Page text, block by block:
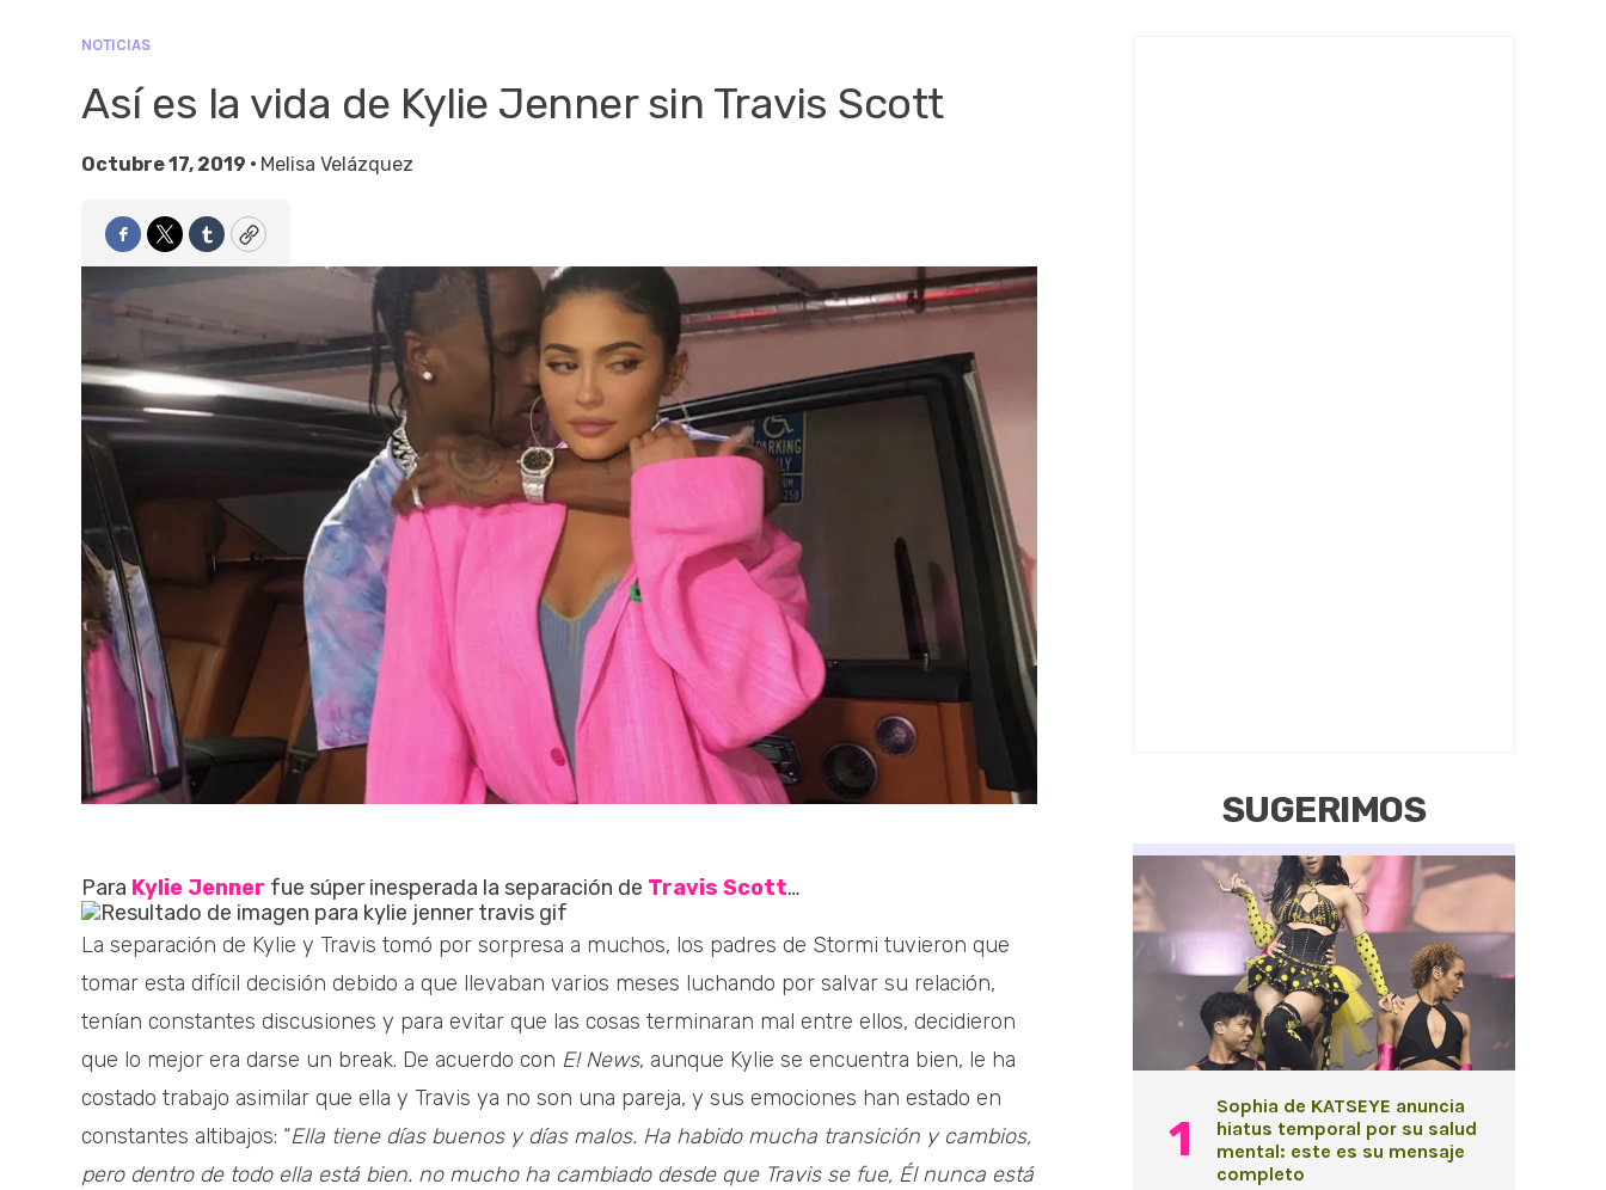
NOTICIAS
Así es la vida de Kylie Jenner sin Travis Scott
Octubre 17, 2019 • Melisa Velázquez
Facebook
TwitterTumblrCopy
Para Kylie Jenner fue súper inesperada la separación de Travis Scott…
La separación de Kylie y Travis tomó por sorpresa a muchos, los padres de Stormi tuvieron que
tomar esta difícil decisión debido a que llevaban varios meses luchando por salvar su relación,
tenían constantes discusiones y para evitar que las cosas terminaran mal entre ellos, decidieron
que lo mejor era darse un break. De acuerdo con E! News, aunque Kylie se encuentra bien, le ha
costado trabajo asimilar que ella y Travis ya no son una pareja, y sus emociones han estado en
constantes altibajos: “Ella tiene días buenos y días malos. Ha habido mucha transición y cambios,
pero dentro de todo ella está bien. no mucho ha cambiado desde que Travis se fue, Él nunca está
SUGERIMOS
Sophia de KATSEYE anuncia
hiatus temporal por su salud
mental: este es su mensaje
completo